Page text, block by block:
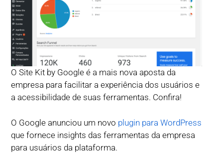
O Site Kit by Google é a mais nova aposta da
empresa para facilitar a experiência dos usuários e
a acessibilidade de suas ferramentas. Confira!
O Google anunciou um novo plugin para WordPress
que fornece insights das ferramentas da empresa
para usuários da plataforma.